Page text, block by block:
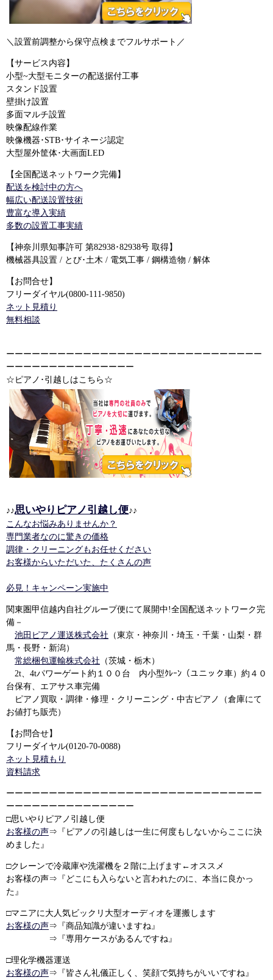
＼設置前調整から保守点検までフルサポート／
【サービス内容】
小型~大型モニターの配送据付工事
スタンド設置
壁掛け設置
多面マルチ設置
映像配線作業
映像機器･STB･サイネージ認定
大型屋外筐体･大画面LED
【全国配送ネットワーク完備】
配送を検討中の方へ
幅広い配送設置技術
豊富な導入実績
多数の設置工事実績
【神奈川県知事許可 第82938･82938号 取得】
機械器具設置 / とび･土木 / 電気工事 / 鋼構造物 / 解体
【お問合せ】
フリーダイヤル(0800-111-9850)
ネット見積り
無料相談
ーーーーーーーーーーーーーーーーーーーーーーーーーーーーーー
ーーーーーーーーーーーーーーー
☆ピアノ･引越しはこちら☆
♪♪思いやりピアノ引越し便♪♪
こんなお悩みありませんか？
専門業者なのに驚きの価格
調律・クリーニングもお任せください
お客様からいただいた、たくさんの声
必見！キャンペーン実施中
関東圏甲信越内自社グループ便にて展開中!全国配送ネットワーク完
備－
池田ピアノ運送株式会社 （東京・神奈川・埼玉・千葉・山梨・群
馬・長野・新潟）
常総梱包運輸株式会社 （茨城・栃木）
2t、4tパワーゲート約１００台 内小型ｸﾚｰﾝ（ユニック車）約４０
台保有、エアサス車完備
ピアノ買取・調律・修理・クリーニング・中古ピアノ（倉庫にて
お値打ち販売）
【お問合せ】
フリーダイヤル(0120-70-0088)
ネット見積もり
資料請求
ーーーーーーーーーーーーーーーーーーーーーーーーーーーーーー
ーーーーーーーーーーーーーーー
□思いやりピアノ引越し便
お客様の声⇒『ピアノの引越しは一生に何度もしないからここに決
めました』
□クレーンで冷蔵庫や洗濯機を２階に上げます←オススメ
お客様の声⇒『どこにも入らないと言われたのに、本当に良かっ
た』
□マニアに大人気ビックリ大型オーディオを運搬します
お客様の声⇒『商品知識が違いますね』
⇒『専用ケースがあるんですね』
□理化学機器運送
お客様の声⇒『皆さん礼儀正しく、笑顔で気持ちがいいですね』